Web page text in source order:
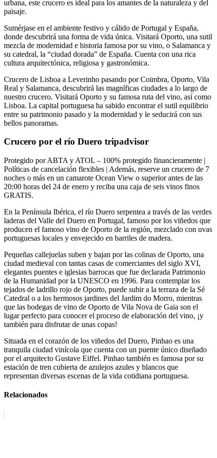
urbana, este crucero es ideal para los amantes de la naturaleza y del
paisaje.
Sumérjase en el ambiente festivo y cálido de Portugal y España,
donde descubrirá una forma de vida única. Visitará Oporto, una sutil
mezcla de modernidad e historia famosa por su vino, o Salamanca y
su catedral, la “ciudad dorada” de España. Cuenta con una rica
cultura arquitectónica, religiosa y gastronómica.
Crucero de Lisboa a Leverinho pasando por Coimbra, Oporto, Vila
Real y Salamanca, descubrirá las magníficas ciudades a lo largo de
nuestro crucero. Visitará Oporto y su famosa ruta del vino, así como
Lisboa. La capital portuguesa ha sabido encontrar el sutil equilibrio
entre su patrimonio pasado y la modernidad y le seducirá con sus
bellos panoramas.
Crucero por el río Duero tripadvisor
Protegido por ABTA y ATOL – 100% protegido financieramente |
Políticas de cancelación flexibles | Además, reserve un crucero de 7
noches o más en un camarote Ocean View o superior antes de las
20:00 horas del 24 de enero y reciba una caja de seis vinos finos
GRATIS.
En la Península Ibérica, el río Duero serpentea a través de las verdes
laderas del Valle del Duero en Portugal, famoso por los viñedos que
producen el famoso vino de Oporto de la región, mezclado con uvas
portuguesas locales y envejecido en barriles de madera.
Pequeñas callejuelas suben y bajan por las colinas de Oporto, una
ciudad medieval con tantas casas de comerciantes del siglo XVI,
elegantes puentes e iglesias barrocas que fue declarada Patrimonio
de la Humanidad por la UNESCO en 1996. Para contemplar los
tejados de ladrillo rojo de Oporto, puede subir a la terraza de la Sé
Catedral o a los hermosos jardines del Jardim do Morro, mientras
que las bodegas de vino de Oporto de Vila Nova de Gaia son el
lugar perfecto para conocer el proceso de elaboración del vino, ¡y
también para disfrutar de unas copas!
Situada en el corazón de los viñedos del Duero, Pinhao es una
tranquila ciudad vinícola que cuenta con un puente único diseñado
por el arquitecto Gustave Eiffel. Pinhao también es famosa por su
estación de tren cubierta de azulejos azules y blancos que
representan diversas escenas de la vida cotidiana portuguesa.
Relacionados